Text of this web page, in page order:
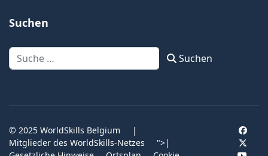
Suchen
Suchen Suchen
© 2025 WorldSkills Belgium
|
Mitglieder des WorldSkills-Netzes
">|